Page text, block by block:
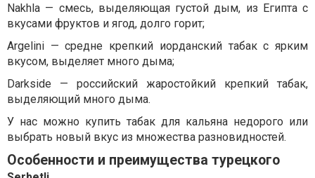
Nakhla — смесь, выделяющая густой дым, из Египта с
вкусами фруктов и ягод, долго горит;
Argelini — средне крепкий иорданский табак с ярким
вкусом, выделяет много дыма;
Darkside — российский жаростойкий крепкий табак,
выделяющий много дыма.
У нас можно купить табак для кальяна недорого или
выбрать новый вкус из множества разновидностей.
Особенности и преимущества турецкого